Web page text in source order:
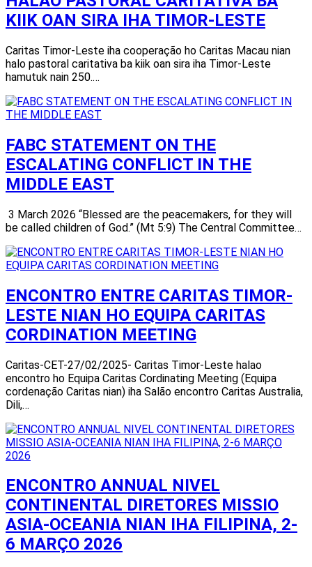
KIIK OAN SIRA IHA TIMOR-LESTE
Caritas Timor-Leste iha cooperação ho Caritas Macau nian
halo pastoral caritativa ba kiik oan sira iha Timor-Leste
hamutuk nain 250.…
FABC STATEMENT ON THE
ESCALATING CONFLICT IN THE
MIDDLE EAST
3 March 2026 “Blessed are the peacemakers, for they will
be called children of God.” (Mt 5:9) The Central Committee…
ENCONTRO ENTRE CARITAS TIMOR-
LESTE NIAN HO EQUIPA CARITAS
CORDINATION MEETING
Caritas-CET-27/02/2025- Caritas Timor-Leste halao
encontro ho Equipa Caritas Cordinating Meeting (Equipa
cordenação Caritas nian) iha Salão encontro Caritas Australia,
Dili,…
ENCONTRO ANNUAL NIVEL
CONTINENTAL DIRETORES MISSIO
ASIA-OCEANIA NIAN IHA FILIPINA, 2-
6 MARÇO 2026